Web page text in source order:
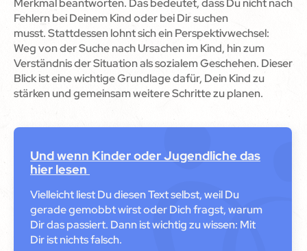
Merkmal beantworten. Das bedeutet, dass Du nicht nach
Fehlern bei Deinem Kind oder bei Dir suchen
musst. Stattdessen lohnt sich ein Perspektivwechsel:
Weg von der Suche nach Ursachen im Kind, hin zum
Verständnis der Situation als sozialem Geschehen. Dieser
Blick ist eine wichtige Grundlage dafür, Dein Kind zu
stärken und gemeinsam weitere Schritte zu planen.
Und wenn Kinder oder Jugendliche das
hier lesen
Vielleicht liest Du diesen Text selbst, weil Du
gerade gemobbt wirst oder Dich fragst, warum
Dir das passiert. Dann ist wichtig zu wissen: Mit
Dir ist nichts falsch.